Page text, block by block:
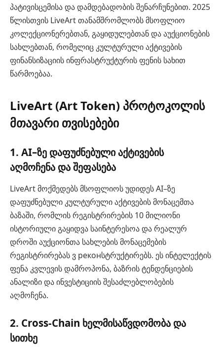
პატივისცემისა და დამდებადობის შენარჩუნებით. 2025
წლისთვის LiveArt თანამშრომლობს მსოფლიო
კოლექციონერებთან, გაყიდულებთან და აუქციონების
სახლებთან, რომელიც კულტურული აქტივების
ფინანსიზაციის ინფრასტრუქტურის ფენის სახით
წარმოებაა.
LiveArt (Art Token) პროტოკოლის
მთავარი თვისებები
1. AI–ზე დაფუძნებული აქტივების
აღმოჩენა და შეფასება
LiveArt მოქმედებს მსოფლიოს უდიდეს AI–ზე
დაფუძნებული კულტურული აქტივების მონაცემთა
ბაზაში, რომლის რეგისტრირების 10 მილიონი
ისტორიული გაყიდვა საინტერესოა და რეალურ
დროში აუქციონთა სახლების მონაცემების
რეგისტრირებას ვ реконსტრუქტირებს. ეს ინტელექტის
ფენა კვლევის დამროპონა, ბაზრის ტენდენციების
ანალიზი და ინვესტიციის შესაძლებლობების
აღმოჩენა.
2. Cross-Chain ხელმისაწვდომობა და
სითხე